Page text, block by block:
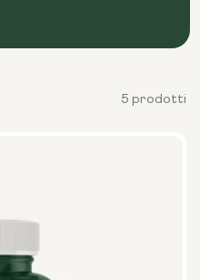
5 prodotti